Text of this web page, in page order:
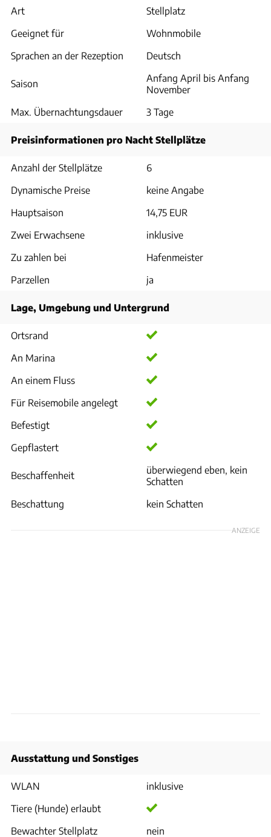
Art
Stellplatz
Geeignet für
Wohnmobile
Sprachen an der Rezeption
Deutsch
Saison
Anfang April bis Anfang
November
Max. Übernachtungsdauer
3 Tage
Preisinformationen pro Nacht Stellplätze
Anzahl der Stellplätze
6
Dynamische Preise
keine Angabe
Hauptsaison
14,75 EUR
Zwei Erwachsene
inklusive
Zu zahlen bei
Hafenmeister
Parzellen
ja
Lage, Umgebung und Untergrund
Ortsrand
An Marina
An einem Fluss
Für Reisemobile angelegt
Befestigt
Gepflastert
Beschaffenheit
überwiegend eben, kein
Schatten
Beschattung
kein Schatten
ANZEIGE
Ausstattung und Sonstiges
WLAN
inklusive
Tiere (Hunde) erlaubt
Bewachter Stellplatz
nein